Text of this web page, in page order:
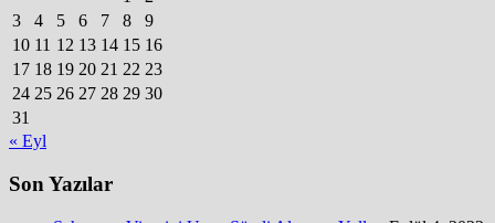
3
4 5 6 7 8
9
10 11 12 13 14 15 16
17 18 19 20 21 22 23
24 25 26 27 28 29 30
31
« Eyl
Son Yazılar